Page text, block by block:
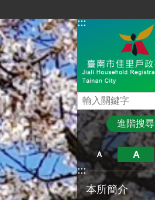
:::
搜尋
進階搜尋
:::
本所簡介